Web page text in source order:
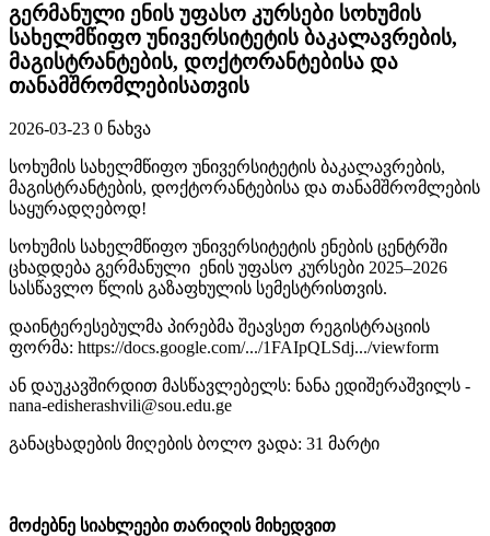
გერმანული ენის უფასო კურსები სოხუმის
სახელმწიფო უნივერსიტეტის ბაკალავრების,
მაგისტრანტების, დოქტორანტებისა და
თანამშრომლებისათვის
2026-03-23 0 ნახვა
სოხუმის სახელმწიფო უნივერსიტეტის ბაკალავრების,
მაგისტრანტების, დოქტორანტებისა და თანამშრომლების
საყურადღებოდ!
სოხუმის სახელმწიფო უნივერსიტეტის ენების ცენტრში
ცხადდება გერმანული ენის უფასო კურსები 2025–2026
სასწავლო წლის გაზაფხულის სემესტრისთვის.
დაინტერესებულმა პირებმა შეავსეთ რეგისტრაციის
ფორმა: https://docs.google.com/.../1FAIpQLSdj.../viewform
ან დაუკავშირდით მასწავლებელს: ნანა ედიშერაშვილს -
nana-edisherashvili@sou.edu.ge
განაცხადების მიღების ბოლო ვადა: 31 მარტი
მოძებნე სიახლეები თარიღის მიხედვით